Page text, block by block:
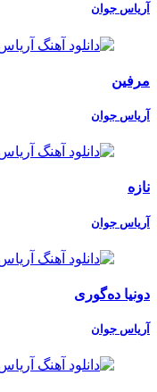
آریاس جوان
مرفین
آریاس جوان
نازه
آریاس جوان
دونیا دەگوری
آریاس جوان